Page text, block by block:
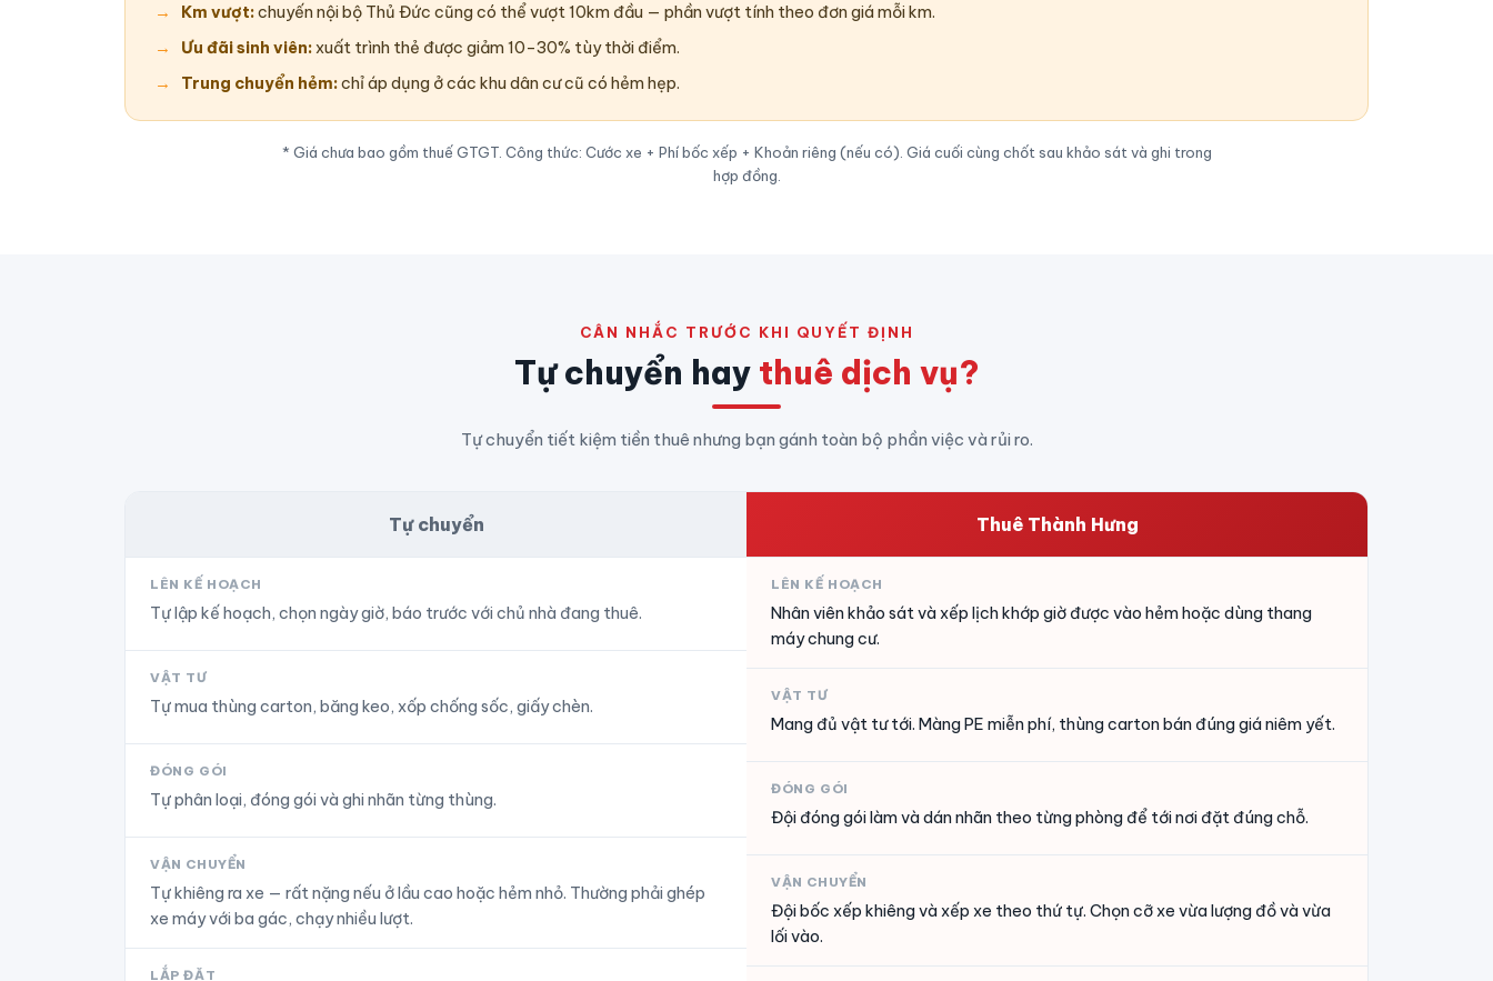
Km vượt:chuyến nội bộ Thủ Đức cũng có thể vượt 10km đầu — phần vượt tính theo đơn giá mỗi km.
Ưu đãi sinh viên:xuất trình thẻ được giảm 10–30% tùy thời điểm.
Trung chuyển hẻm:chỉ áp dụng ở các khu dân cư cũ có hẻm hẹp.
* Giá chưa bao gồm thuế GTGT. Công thức: Cước xe + Phí bốc xếp + Khoản riêng (nếu có). Giá cuối cùng chốt sau khảo sát và ghi trong
hợp đồng.
CÂN NHẮC TRƯỚC KHI QUYẾT ĐỊNH
Tự chuyển hay thuê dịch vụ?
Tự chuyển tiết kiệm tiền thuê nhưng bạn gánh toàn bộ phần việc và rủi ro.
Tự chuyển
LÊN KẾ HOẠCH
Tự lập kế hoạch, chọn ngày giờ, báo trước với chủ nhà đang thuê.
VẬT TƯ
Tự mua thùng carton, băng keo, xốp chống sốc, giấy chèn.
ĐÓNG GÓI
Tự phân loại, đóng gói và ghi nhãn từng thùng.
VẬN CHUYỂN
Tự khiêng ra xe — rất nặng nếu ở lầu cao hoặc hẻm nhỏ. Thường phải ghép
xe máy với ba gác, chạy nhiều lượt.
LẮP ĐẶT
Thuê Thành Hưng
LÊN KẾ HOẠCH
Nhân viên khảo sát và xếp lịch khớp giờ được vào hẻm hoặc dùng thang
máy chung cư.
VẬT TƯ
Mang đủ vật tư tới. Màng PE miễn phí, thùng carton bán đúng giá niêm yết.
ĐÓNG GÓI
Đội đóng gói làm và dán nhãn theo từng phòng để tới nơi đặt đúng chỗ.
VẬN CHUYỂN
Đội bốc xếp khiêng và xếp xe theo thứ tự. Chọn cỡ xe vừa lượng đồ và vừa
lối vào.